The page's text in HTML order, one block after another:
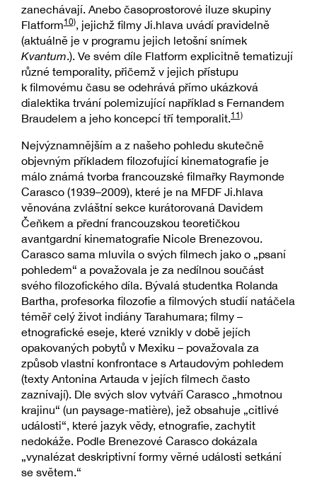
zanechávají. Anebo časoprostorové iluze skupiny
Flatform10), jejichž filmy Ji.hlava uvádí pravidelně
(aktuálně je v programu jejich letošní snímek
Kvantum.). Ve svém díle Flatform explicitně tematizují
různé temporality, přičemž v jejich přístupu
k filmovému času se odehrává přímo ukázková
dialektika trvání polemizující například s Fernandem
Braudelem a jeho koncepcí tří temporalit.11)
Nejvýznamnějším a z našeho pohledu skutečně
objevným příkladem filozofující kinematografie je
málo známá tvorba francouzské filmařky Raymonde
Carasco (1939–2009), které je na MFDF Ji.hlava
věnována zvláštní sekce kurátorovaná Davidem
Čeňkem a přední francouzskou teoretičkou
avantgardní kinematografie Nicole Brenezovou.
Carasco sama mluvila o svých filmech jako o „psaní
pohledem“ a považovala je za nedílnou součást
svého filozofického díla. Bývalá studentka Rolanda
Bartha, profesorka filozofie a filmových studií natáčela
téměř celý život indiány Tarahumara; filmy –
etnografické eseje, které vznikly v době jejích
opakovaných pobytů v Mexiku – považovala za
způsob vlastní konfrontace s Artaudovým pohledem
(texty Antonina Artauda v jejích filmech často
zaznívají). Dle svých slov vytváří Carasco „hmotnou
krajinu“ (un paysage-matière), jež obsahuje „citlivé
události“, které jazyk vědy, etnografie, zachytit
nedokáže. Podle Brenezové Carasco dokázala
„vynalézat deskriptivní formy věrné události setkání
se světem.“